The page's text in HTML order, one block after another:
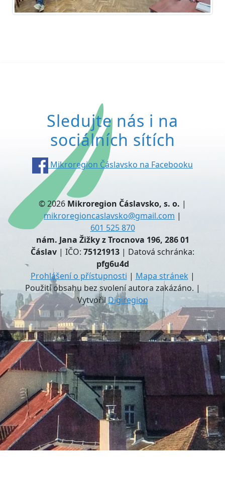
Sledujte nás i na
sociálních sítích
Mikroregion Čáslavsko na Facebooku
© 2026 Mikroregion Čáslavsko, s. o. |
mikroregioncaslavsko@gmail.com |
601 525 870
nám. Jana Žižky z Trocnova 196, 286 01
Čáslav | IČO: 75121913 | Datová schránka:
pfg6u4d
Prohlášení o přístupnosti | Mapa stránek |
Použití obsahu bez svolení autora zakázáno. |
Vytvořil Digiregion